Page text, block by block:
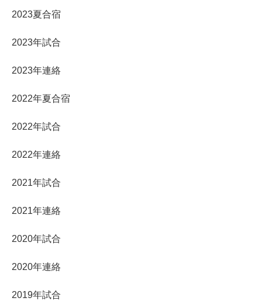
2023夏合宿
2023年試合
2023年連絡
2022年夏合宿
2022年試合
2022年連絡
2021年試合
2021年連絡
2020年試合
2020年連絡
2019年試合